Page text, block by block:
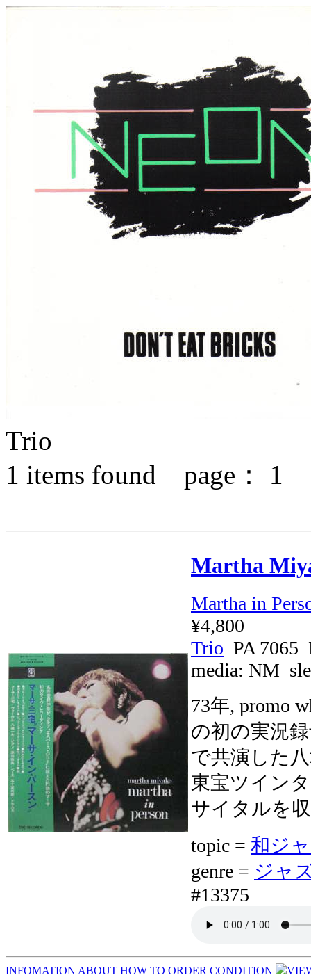
Trio
1 items found page： 1
Martha
Martha in
¥4,800
Trio PA
media: NM
73年, promo
の初の実況
で共演した
東宝ツイン
サイタルを
topic = 和ジャ
genre = ジャ
#13375
INFOMATION ABOUT HOW TO ORDER CONDITION